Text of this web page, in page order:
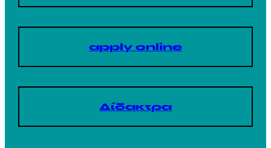
apply online
Δίδακτρα